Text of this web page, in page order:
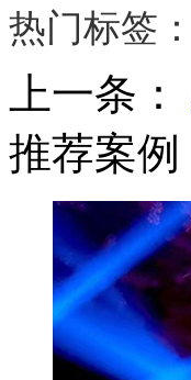
热门标签：
上一条：
推荐案例